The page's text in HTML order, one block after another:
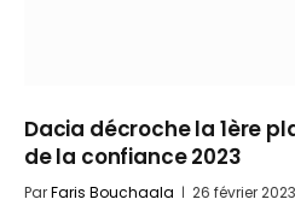
Dacia décroche la 1ère
de la confiance 2023
ParFaris Bouchaala 26 février 2023